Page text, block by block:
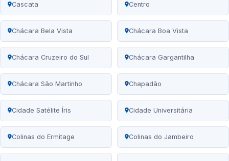
Cascata Centro
Chácara Bela Vista Chácara Boa Vista
Chácara Cruzeiro do Sul Chácara Gargantilha
Chácara São Martinho Chapadão
Cidade Satélite Íris Cidade Universitária
Colinas do Ermitage Colinas do Jambeiro